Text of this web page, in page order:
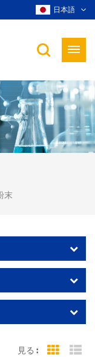
日本語
末
見る : Grid